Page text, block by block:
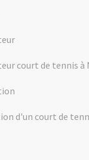
court de tennis à
d'un court de